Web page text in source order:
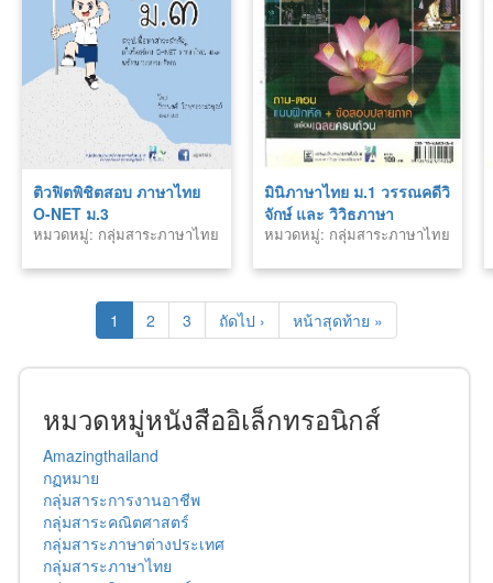
ติวฟิตพิชิตสอบ ภาษาไทย
O-NET ม.3
หมวดหมู่: กลุ่มสาระภาษาไทย
มินิภาษาไทย ม.1 วรรณคดีวิ
จักษ์ และ วิวิธภาษา
หมวดหมู่: กลุ่มสาระภาษาไทย
1 2 3 ถัดไป › หน้าสุดท้าย »
หมวดหมู่หนังสืออิเล็กทรอนิกส์
Amazingthailand
กฏหมาย
กลุ่มสาระการงานอาชีพ
กลุ่มสาระคณิตศาสตร์
กลุ่มสาระภาษาต่างประเทศ
กลุ่มสาระภาษาไทย